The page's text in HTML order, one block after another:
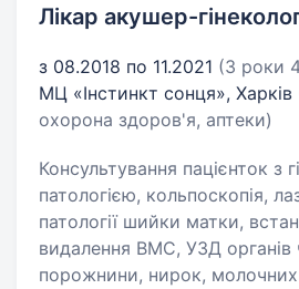
Лікар акушер-
з 08.2018 по 11.2021 (3 роки
МЦ «Інстинкт сонця», Харків
охорона здоров'я, аптеки)
Консультування пацієнток з
патологією, кольпоскопія,
патології шийки матки,
видалення ВМС, УЗД органів
порожнини, нирок, молочних